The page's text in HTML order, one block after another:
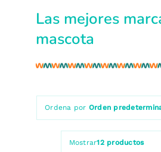
Las mejores
mascota
Ordena por Orden
Mostrar12 productos